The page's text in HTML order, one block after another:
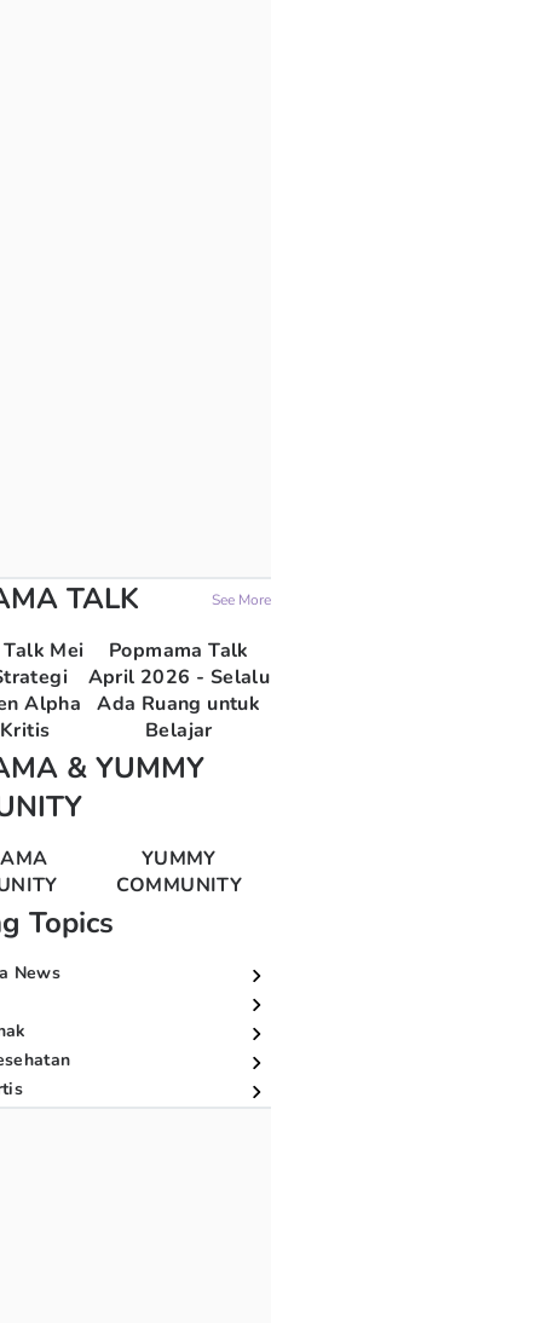
TALK See More
Mei
Alpha
Popmama Talk
April 2026 - Selalu
Ada Ruang untuk
Belajar
& YUMMY
YUMMY
COMMUNITY
Topics
News